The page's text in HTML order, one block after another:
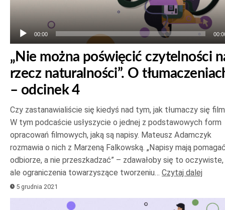
00:00
„Nie można poświęcić czytelności
rzecz naturalności”. O
– odcinek 4
Czy zastanawialiście się kiedyś nad tym, jak tłumaczy się
W tym podcaście usłyszycie o jednej z podstawowych form
opracowań filmowych, jaką są napisy. Mateusz Adamczyk
rozmawia o nich z Marzeną Falkowską. „Napisy mają
odbiorze, a nie przeszkadzać” – zdawałoby się to oczywiste,
ale ograniczenia towarzyszące tworzeniu… Czytaj dalej
5 grudnia 2021